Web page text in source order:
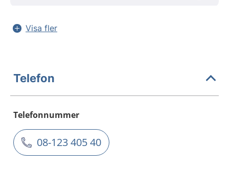
Visa fler
Telefon
Telefonnummer
08-123 405 40